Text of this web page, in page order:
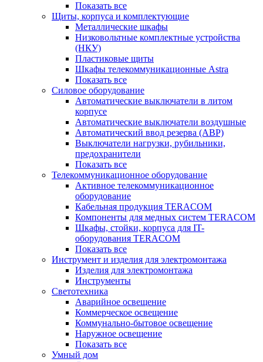
Показать все
Щиты, корпуса и комплектующие
Металлические шкафы
Низковольтные комплектные устройства
(НКУ)
Пластиковые щиты
Шкафы телекоммуникационные Astra
Показать все
Силовое оборудование
Автоматические выключатели в литом
корпусе
Автоматические выключатели воздушные
Автоматический ввод резерва (АВР)
Выключатели нагрузки, рубильники,
предохранители
Показать все
Телекоммуникационное оборудование
Активное телекоммуникационное
оборудование
Кабельная продукция TERACOM
Компоненты для медных систем TERACOM
Шкафы, стойки, корпуса для IT-
оборудования TERACOM
Показать все
Инструмент и изделия для электромонтажа
Изделия для электромонтажа
Инструменты
Светотехника
Аварийное освещение
Коммерческое освещение
Коммунально-бытовое освещение
Наружное освещение
Показать все
Умный дом